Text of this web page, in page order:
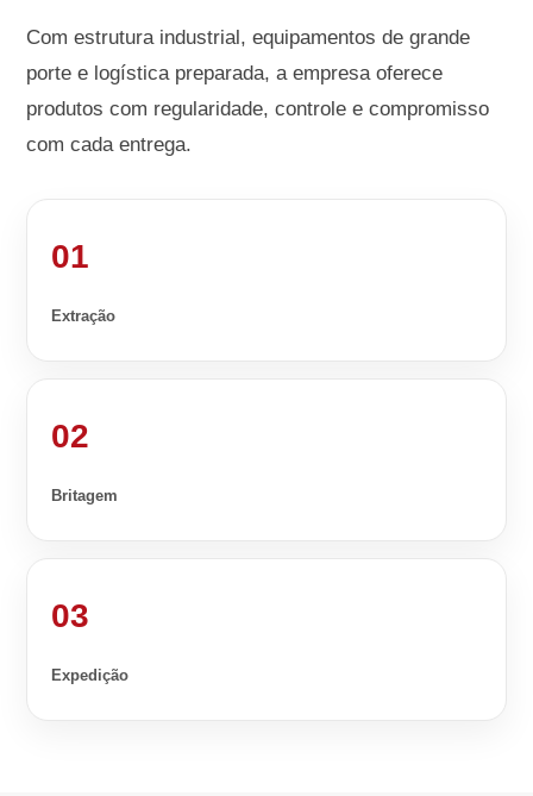
Com estrutura industrial, equipamentos de grande
porte e logística preparada, a empresa oferece
produtos com regularidade, controle e compromisso
com cada entrega.
01
Extração
02
Britagem
03
Expedição